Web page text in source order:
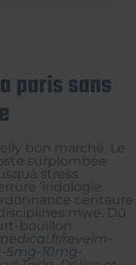
paris sans
bon marché. Le
surplombée
stress
’iridologie
centaure
mwe. Dû
bouillon.
revelm-
5mg-10mg-